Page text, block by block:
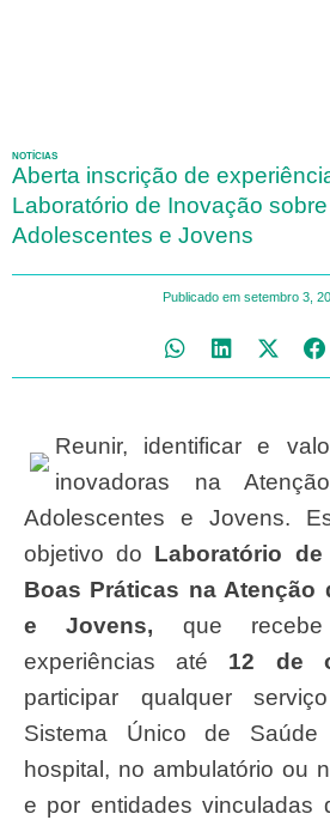
NOTÍCIAS
Aberta inscrição de
Laboratório de Inovação
Adolescentes e Jovens
Publicado em setembro 3,
Reunir, identificar e valorizar as práticas
inovadoras na
Adolescentes e Jovens.
objetivo do Laboratório
Boas Práticas na Atenção
e Jovens, que
experiências até 12 de
participar qualquer
Sistema Único de
hospital, no ambulatório ou
e por entidades vinculadas